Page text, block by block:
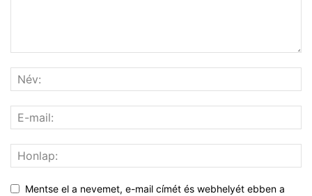
Mentse el a nevemet, e-mail címét és webhelyét ebben a